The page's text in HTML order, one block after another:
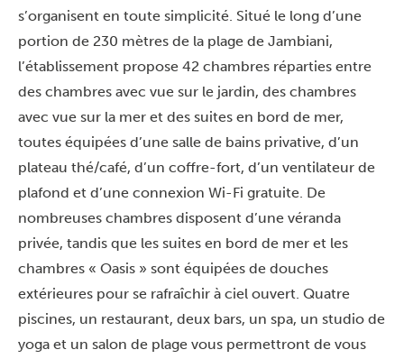
s’organisent en toute simplicité. Situé le long d’une
portion de 230 mètres de la plage de Jambiani,
l’établissement propose 42 chambres réparties entre
des chambres avec vue sur le jardin, des chambres
avec vue sur la mer et des suites en bord de mer,
toutes équipées d’une salle de bains privative, d’un
plateau thé/café, d’un coffre-fort, d’un ventilateur de
plafond et d’une connexion Wi-Fi gratuite. De
nombreuses chambres disposent d’une véranda
privée, tandis que les suites en bord de mer et les
chambres « Oasis » sont équipées de douches
extérieures pour se rafraîchir à ciel ouvert. Quatre
piscines, un restaurant, deux bars, un spa, un studio de
yoga et un salon de plage vous permettront de vous